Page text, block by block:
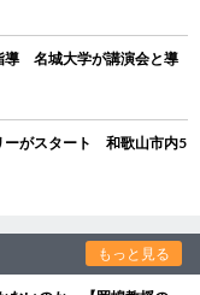
導 名城大学が講演会と導
ーがスタート 和歌山市内5
もっと見る